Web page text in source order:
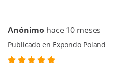
Anónimo hace 10 meses
Publicado en Expondo Poland